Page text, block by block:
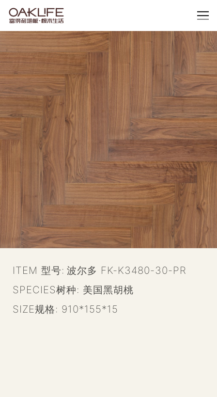
ITEM 型号: 波尔多 FK-K3480-30-PR
SPECIES树种: 美国黑胡桃
SIZE规格: 910*155*15